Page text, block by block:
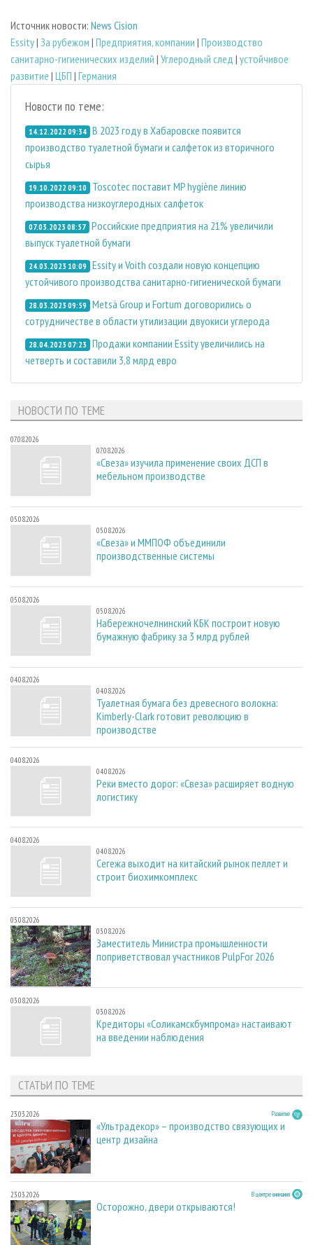
Источник новости: News Cision
Essity| За рубежом | Предприятия, компании | Производство
санитарно-гигиенических изделий | Углеродный след | устойчивое
развитие | ЦБП | Германия
Новости по теме:
14.12.2022 09:34 В 2023 году в Хабаровске появится
производство туалетной бумаги и салфеток из вторичного
сырья
19.10.2022 09:10
Toscotec поставит MP hygiène линию
производства низкоуглеродных салфеток
07.03.2023 08:57 Российские предприятия на 21% увеличили
выпуск туалетной бумаги
24.03.2023 10:09 Essity и Voith создали новую концепцию
устойчивого производства санитарно-гигиенической бумаги
28.03.2023 09:59 Metsä Group и Fortum договорились о
сотрудничестве в области утилизации двуокиси углерода
28.04.2023 07:23 Продажи компании Essity увеличились на
четверть и составили 3,8 млрд евро
НОВОСТИ ПО ТЕМЕ
07.08.2026
07.08.2026
«Свеза» изучила применение своих ДСП в
мебельном производстве
05.08.2026
05.08.2026
«Свеза» и ММПОФ объединили
производственные системы
05.08.2026
05.08.2026
Набережночелнинский КБК построит новую
бумажную фабрику за 3 млрд рублей
04.08.2026
04.08.2026
Туалетная бумага без древесного волокна:
Kimberly-Clark готовит революцию в
производстве
04.08.2026
04.08.2026
Реки вместо дорог: «Свеза» расширяет водную
логистику
04.08.2026
04.08.2026
Сегежа выходит на китайский рынок пеллет и
строит биохимкомплекс
03.08.2026
03.08.2026
Заместитель Министра промышленности
поприветствовал участников PulpFor 2026
03.08.2026
03.08.2026
Кредиторы «Соликамскбумпрома» настаивают
на введении наблюдения
СТАТЬИ ПО ТЕМЕ
23.03.2026 Развитие
«Ультрадекор» – производство связующих и
центр дизайна
23.03.2026 В центре внимания
Осторожно, двери открываются!